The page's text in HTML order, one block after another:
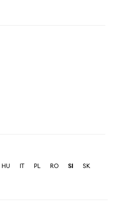
HU IT PL RO SI
SK